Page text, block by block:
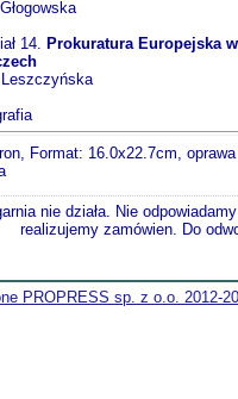
14.
Prokuratura Europejska w
Format: 16.0x22.7cm, oprawa
nie działa. Nie
realizujemy zamówien. Do
PROPRESS sp. z o.o. 2012-